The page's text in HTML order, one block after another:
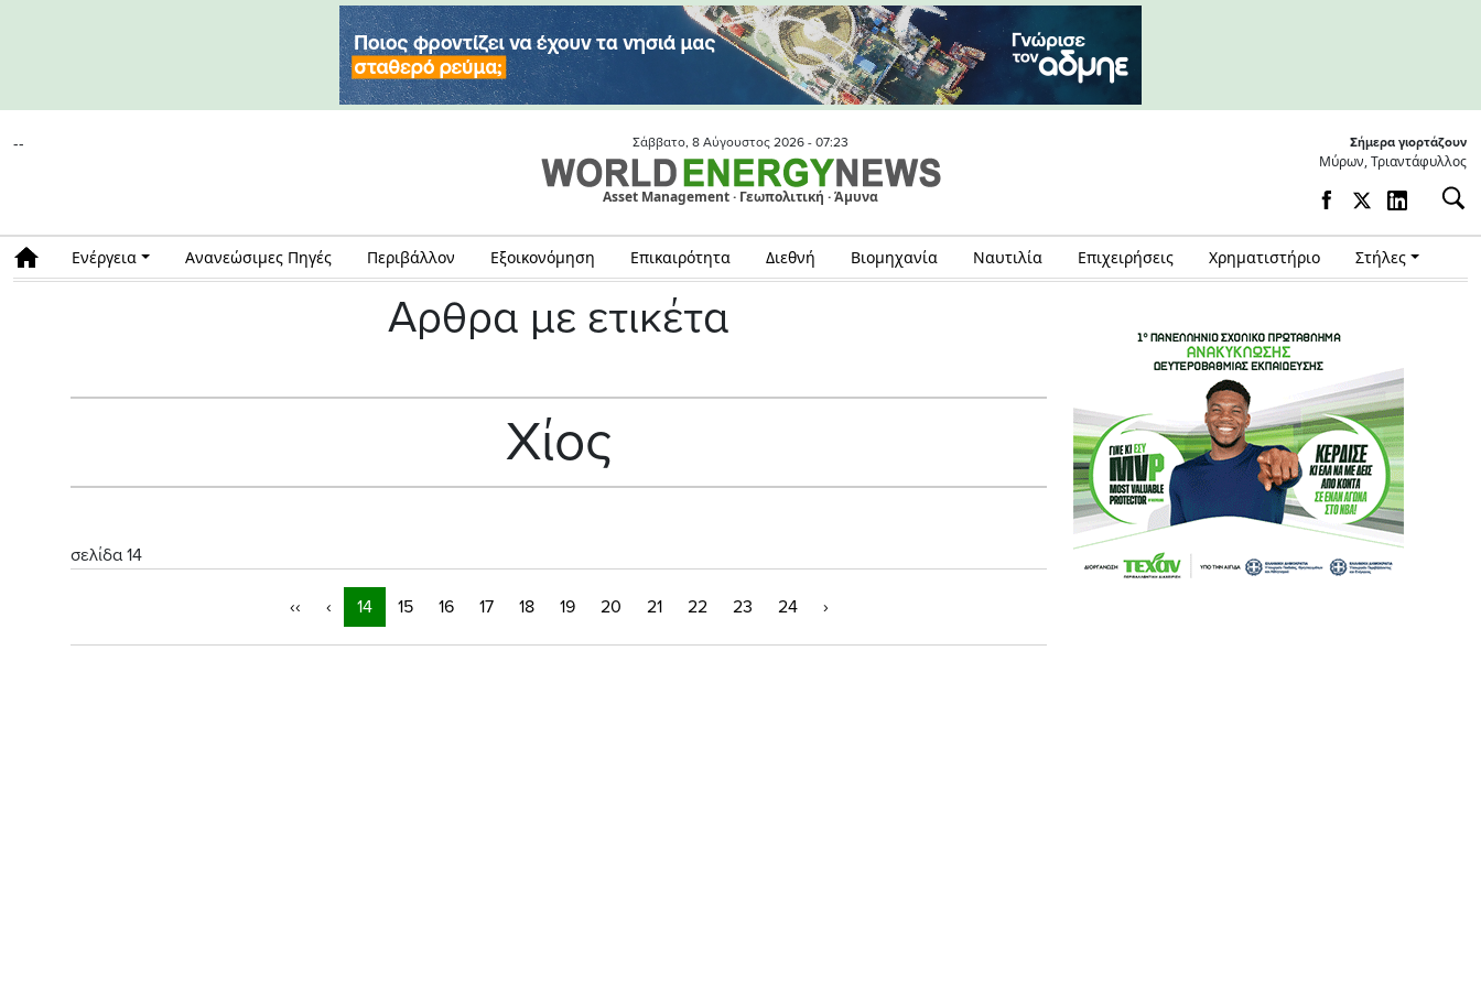
-- Σάββατο, 8 Αύγουστος 2026 - 07:23
Asset Management · Γεωπολιτική · Άμυνα
Σήμερα γιορτάζουν
Μύρων, Τριαντάφυλλος
Ενέργεια Ανανεώσιμες Πηγές Περιβάλλον Εξοικονόμηση Επικαιρότητα Διεθνή Βιομηχανία Ναυτιλία Επιχειρήσεις Χρηματιστήριο Στήλες
Αρθρα με ετικέτα
Χίος
σελίδα 14
‹‹ ‹ 14 15 16 17 18 19 20 21 22 23 24 ›